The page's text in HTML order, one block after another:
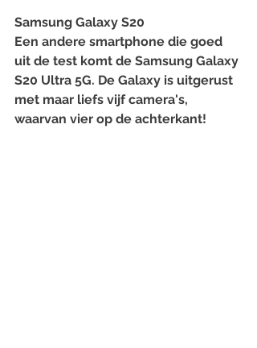
Samsung Galaxy S20
Een andere smartphone die goed
uit de test komt de Samsung Galaxy
S20 Ultra 5G. De Galaxy is uitgerust
met maar liefs vijf camera's,
waarvan vier op de achterkant!